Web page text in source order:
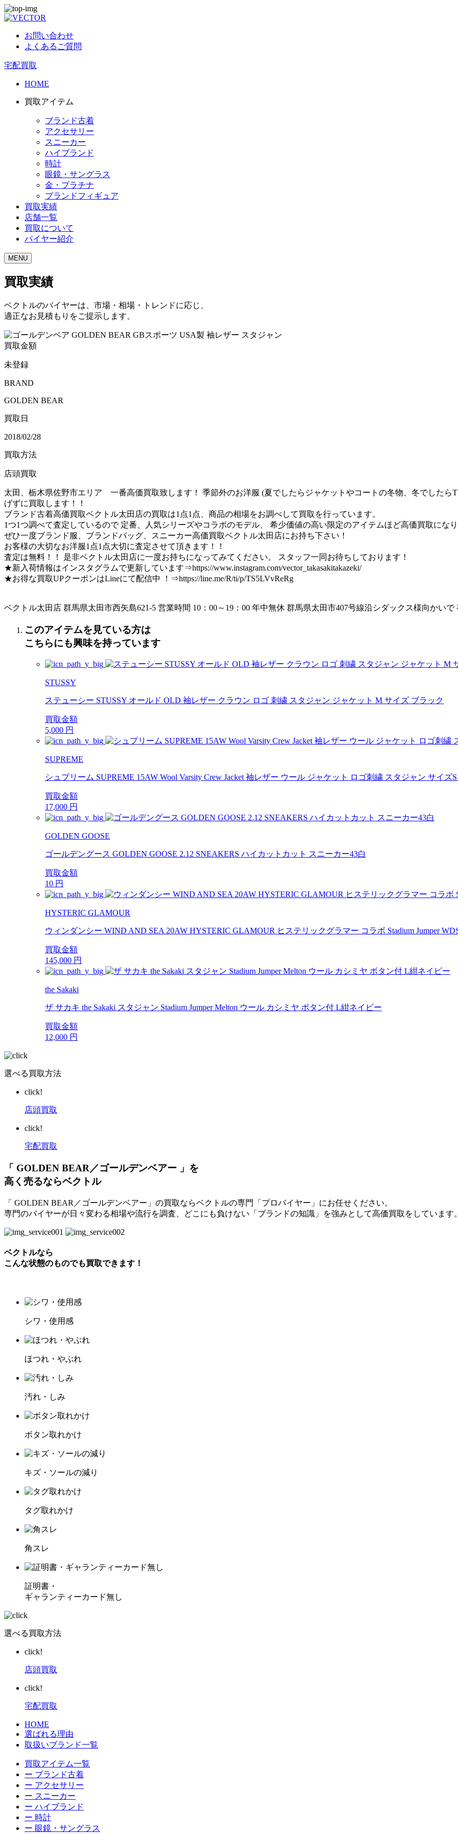
お問い合わせ
よくあるご質問
宅配買取
HOME
買取アイテム
ブランド古着
アクセサリー
スニーカー
ハイブランド
時計
眼鏡・サングラス
金・プラチナ
ブランドフィギュア
買取実績
店舗一覧
買取について
バイヤー紹介
MENU
買取実績
ベクトルのバイヤーは、市場・相場・トレンドに応じ、
適正なお見積もりをご提示します。
買取金額
未登録
BRAND
GOLDEN BEAR
買取日
2018/02/28
買取方法
店頭買取
太田、栃木県佐野市エリア 一番高価買取致します！ 季節外のお洋服 (夏でしたらジャケットやコートの冬物、冬でしたら
げずに買取します！！
ブランド古着高価買取ベクトル太田店の買取は1点1点、商品の相場をお調べして買取を行っています。
1つ1つ調べて査定しているので 定番、人気シリーズやコラボのモデル、 希少価値の高い限定のアイテムほど高価買取になり
ぜひ一度ブランド服、ブランドバッグ、スニーカー高価買取ベクトル太田店にお持ち下さい！
お客様の大切なお洋服1点1点大切に査定させて頂きます！！
査定は無料！！ 是非ベクトル太田店に一度お持ちになってみてください。 スタッフ一同お待ちしております！
★新入荷情報はインスタグラムで更新しています⇒https://www.instagram.com/vector_takasakitakazeki/
★お得な買取UPクーポンはLineにて配信中 ！⇒https://line.me/R/ti/p/TS5LVvReRg
ベクトル太田店 群馬県太田市西矢島621-5 営業時間 10：00～19：00 年中無休 群馬県太田市407号線沿シダックス様向かい
このアイテムを見ている方は
こちらにも興味を持っています
STUSSY
ステューシー STUSSY オールド OLD 袖レザー クラウン ロゴ 刺繍 スタジャン ジャケット M サイズ ブラック
買取金額
5,000 円
SUPREME
シュプリーム SUPREME 15AW Wool Varsity Crew Jacket 袖レザー ウール ジャケット ロゴ刺繍 スタジャン サイズ
買取金額
17,000 円
GOLDEN GOOSE
ゴールデングース GOLDEN GOOSE 2.12 SNEAKERS ハイカットカット スニーカー43白
買取金額
10 円
HYSTERIC GLAMOUR
ウィンダンシー WIND AND SEA 20AW HYSTERIC GLAMOUR ヒステリックグラマー コラボ Stadium Jumper
買取金額
145,000 円
the Sakaki
ザ サカキ the Sakaki スタジャン Stadium Jumper Melton ウール カシミヤ ボタン付 L紺ネイビー
買取金額
12,000 円
選べる買取方法
click!
店頭買取
click!
宅配買取
「 GOLDEN BEAR／ゴールデンベアー 」を
高く売るならベクトル
「 GOLDEN BEAR／ゴールデンベアー」の買取ならベクトルの専門「プロバイヤー」にお任せください。
専門のバイヤーが日々変わる相場や流行を調査、どこにも負けない「ブランドの知識」を強みとして高価買取をしています。
ベクトルなら
こんな状態のものでも買取できます！
シワ・使用感
ほつれ・やぶれ
汚れ・しみ
ボタン取れかけ
キズ・ソールの減り
タグ取れかけ
角スレ
証明書・
ギャランティーカード無し
選べる買取方法
click!
店頭買取
click!
宅配買取
HOME
選ばれる理由
取扱いブランド一覧
買取アイテム一覧
ー ブランド古着
ー アクセサリー
ー スニーカー
ー ハイブランド
ー 時計
ー 眼鏡・サングラス